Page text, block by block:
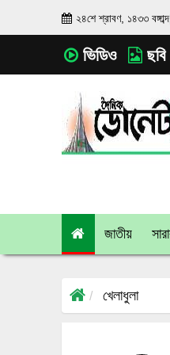
২৪শে শ্রাবণ, ১৪৩৩ বঙ্গাব্দ
ভিডিও ছবি
জাতীয়
খেলাধুলা